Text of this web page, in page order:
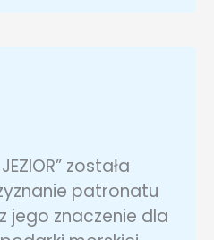
została
patronatu
jego znaczenie dla